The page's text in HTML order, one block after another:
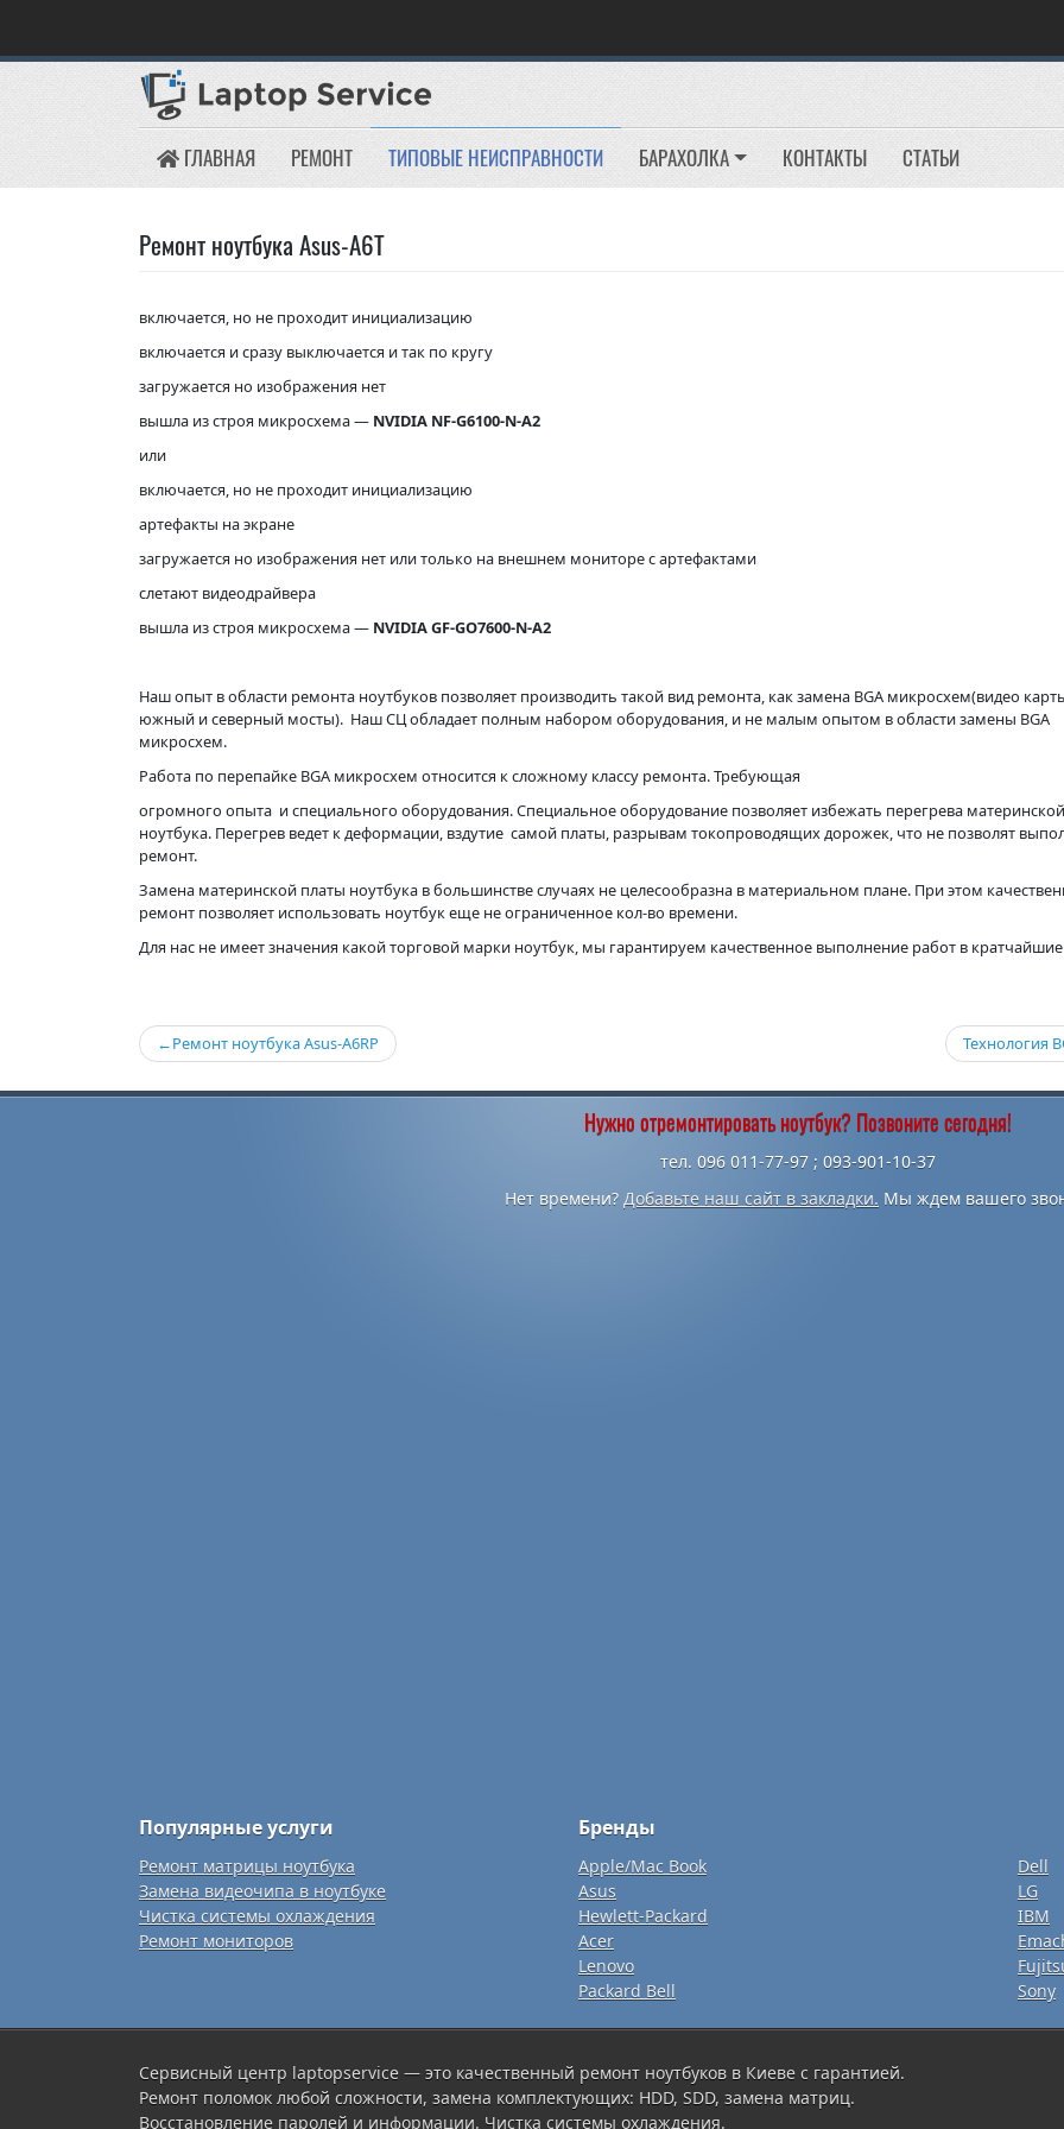
content
ГЛАВНАЯ РЕМОНТ ТИПОВЫЕ НЕИСПРАВНОСТИ БАРАХОЛКА КОНТАКТЫ СТАТЬИ
Ремонт ноутбука Asus-A6T
включается, но не проходит инициализацию
включается и сразу выключается и так по кругу
загружается но изображения нет
вышла из строя микросхема — NVIDIA NF-G6100-N-A2
или
включается, но не проходит инициализацию
артефакты на экране
загружается но изображения нет или только на внешнем мониторе с артефактами
слетают видеодрайвера
вышла из строя микросхема — NVIDIA GF-GO7600-N-A2
Наш опыт в области ремонта ноутбуков позволяет производить такой вид ремонта, как замена BGA микросхем(видео
южный и северный мосты). Наш СЦ обладает полным набором оборудования, и не малым опытом в области замены BGA
микросхем.
Работа по перепайке BGA микросхем относится к сложному классу ремонта. Требующая
огромного опыта и специального оборудования. Специальное оборудование позволяет избежать перегрева
ноутбука. Перегрев ведет к деформации, вздутие самой платы, разрывам токопроводящих дорожек, что не позволят
ремонт.
Замена материнской платы ноутбука в большинстве случаях не целесообразна в материальном плане. При этом
ремонт позволяет использовать ноутбук еще не ограниченное кол-во времени.
Для нас не имеет значения какой торговой марки ноутбук, мы гарантируем качественное выполнение работ в
Навигация
Ремонт ноутбука Asus-A6RP Технология
Нужно отремонтировать ноутбук? Позвоните сегодня!
тел. 096 011-77-97 ; 093-901-10-37
Нет времени? Добавьте наш сайт в закладки. Мы ждем вашего
Популярные услуги Бренды
Ремонт матрицы ноутбука
Замена видеочипа в ноутбуке
Чистка системы охлаждения
Ремонт мониторов
Apple/Mac Book
Asus
Hewlett-Packard
Acer
Lenovo
Packard Bell
Dell
LG
IBM
Sony
Сервисный центр laptopservice — это качественный ремонт ноутбуков в Киеве с гарантией.
Ремонт поломок любой сложности, замена комплектующих: HDD, SDD, замена матриц.
Восстановление паролей и информации. Чистка системы охлаждения.